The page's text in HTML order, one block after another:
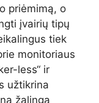
priėmimą, o
įvairių tipų
tiek
monitoriaus
less“ ir
užtikrina
žalingą